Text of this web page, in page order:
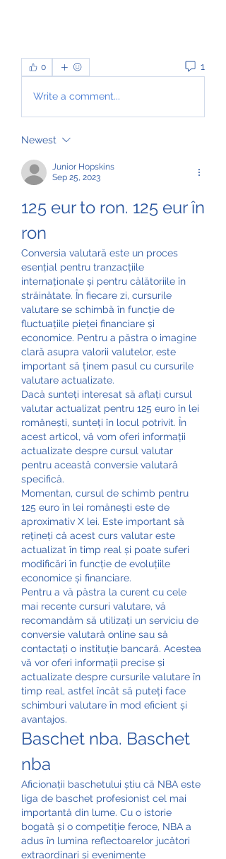
0 1
Write a comment...
Newest
Junior Hopskins
Sep 25, 2023
125 eur to ron. 125 eur în
ron
Conversia valutară este un proces
esențial pentru tranzacțiile
internaționale și pentru călătoriile în
străinătate. În fiecare zi, cursurile
valutare se schimbă în funcție de
fluctuațiile pieței financiare și
economice. Pentru a păstra o imagine
clară asupra valorii valutelor, este
important să ținem pasul cu cursurile
valutare actualizate.
Dacă sunteți interesat să aflați cursul
valutar actualizat pentru 125 euro în lei
românești, sunteți în locul potrivit. În
acest articol, vă vom oferi informații
actualizate despre cursul valutar
pentru această conversie valutară
specifică.
Momentan, cursul de schimb pentru
125 euro în lei românești este de
aproximativ X lei. Este important să
rețineți că acest curs valutar este
actualizat în timp real și poate suferi
modificări în funcție de evoluțiile
economice și financiare.
Pentru a vă păstra la curent cu cele
mai recente cursuri valutare, vă
recomandăm să utilizați un serviciu de
conversie valutară online sau să
contactați o instituție bancară. Acestea
vă vor oferi informații precise și
actualizate despre cursurile valutare în
timp real, astfel încât să puteți face
schimburi valutare în mod eficient și
avantajos.
Baschet nba. Baschet
nba
Aficionații baschetului știu că NBA este
liga de baschet profesionist cel mai
importantă din lume. Cu o istorie
bogată și o competiție feroce, NBA a
adus în lumina reflectoarelor jucători
extraordinari și evenimente